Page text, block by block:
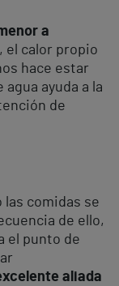
a
el calor propio
hace estar
ayuda a la
de
las comidas se
de ello,
el punto de
aliada